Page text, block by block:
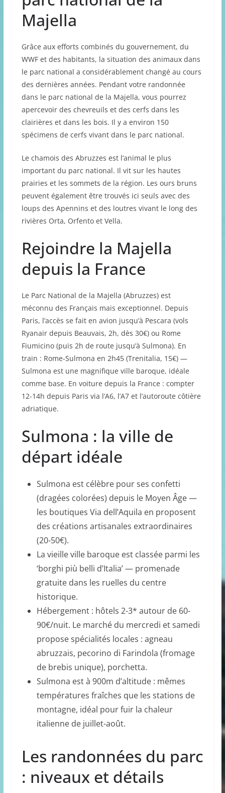
Majella
Grâce aux efforts combinés du gouvernement, du
WWF et des habitants, la situation des animaux dans
le parc national a considérablement changé au cours
des dernières années. Pendant votre randonnée
dans le parc national de la Majella, vous pourrez
apercevoir des chevreuils et des cerfs dans les
clairières et dans les bois. Il y a environ 150
spécimens de cerfs vivant dans le parc national.
Le chamois des Abruzzes est l’animal le plus
important du parc national. Il vit sur les hautes
prairies et les sommets de la région. Les ours bruns
peuvent également être trouvés ici seuls avec des
loups des Apennins et des loutres vivant le long des
rivières Orta, Orfento et Vella.
Rejoindre la Majella
depuis la France
Le Parc National de la Majella (Abruzzes) est
méconnu des Français mais exceptionnel. Depuis
Paris, l’accès se fait en avion jusqu’à Pescara (vols
Ryanair depuis Beauvais, 2h, dès 30€) ou Rome
Fiumicino (puis 2h de route jusqu’à Sulmona). En
train : Rome-Sulmona en 2h45 (Trenitalia, 15€) —
Sulmona est une magnifique ville baroque, idéale
comme base. En voiture depuis la France : compter
12-14h depuis Paris via l’A6, l’A7 et l’autoroute côtière
adriatique.
Sulmona : la ville de
départ idéale
Sulmona est célèbre pour ses confetti
(dragées colorées) depuis le Moyen Âge —
les boutiques Via dell’Aquila en proposent
des créations artisanales extraordinaires
(20-50€).
La vieille ville baroque est classée parmi les
‘borghi più belli d’Italia’ — promenade
gratuite dans les ruelles du centre
historique.
Hébergement : hôtels 2-3* autour de 60-
90€/nuit. Le marché du mercredi et samedi
propose spécialités locales : agneau
abruzzais, pecorino di Farindola (fromage
de brebis unique), porchetta.
Sulmona est à 900m d’altitude : mêmes
températures fraîches que les stations de
montagne, idéal pour fuir la chaleur
italienne de juillet-août.
Les randonnées du parc
: niveaux et détails